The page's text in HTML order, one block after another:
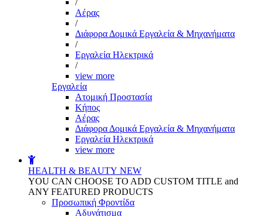
/
Αέρας
/
Διάφορα Δομικά Εργαλεία & Μηχανήματα
/
Εργαλεία Ηλεκτρικά
/
view more
Εργαλεία
Aτομική Προστασία
Kήπος
Αέρας
Διάφορα Δομικά Εργαλεία & Μηχανήματα
Εργαλεία Ηλεκτρικά
view more
HEALTH & BEAUTY NEW
YOU CAN CHOOSE TO ADD CUSTOM TITLE and
ANY FEATURED PRODUCTS
Προσωπική Φροντίδα
Αδυνάτισμα